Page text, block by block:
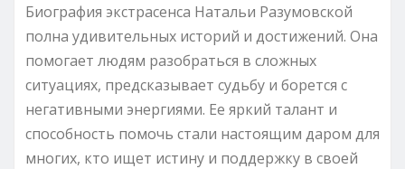
Биография экстрасенса Натальи Разумовской
полна удивительных историй и достижений. Она
помогает людям разобраться в сложных
ситуациях, предсказывает судьбу и борется с
негативными энергиями. Ее яркий талант и
способность помочь стали настоящим даром для
многих, кто ищет истину и поддержку в своей